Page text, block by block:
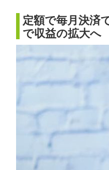
定額で毎月決済
で収益の拡大へ